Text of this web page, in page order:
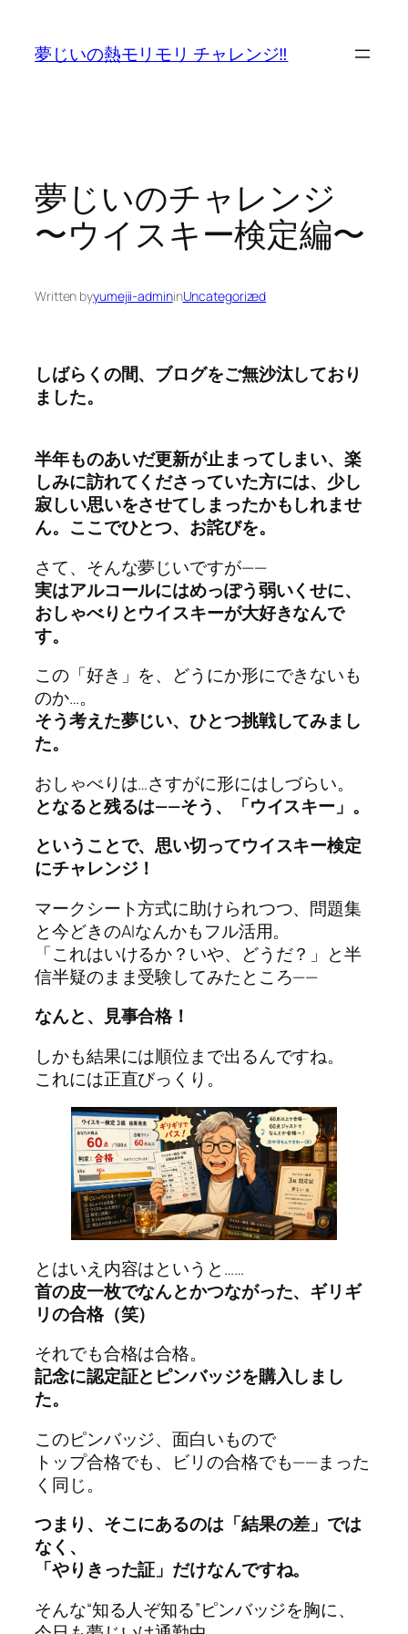
夢じいの熱モリモリ チャレンジ‼
夢じいのチャレンジ
〜ウイスキー検定編〜
Written byyumejii-admininUncategorized
しばらくの間、ブログをご無沙汰しており
ました。
半年ものあいだ更新が止まってしまい、楽
しみに訪れてくださっていた方には、少し
寂しい思いをさせてしまったかもしれませ
ん。ここでひとつ、お詫びを。
さて、そんな夢じいですが——
実はアルコールにはめっぽう弱いくせに、
おしゃべりとウイスキーが大好きなんで
す。
この「好き」を、どうにか形にできないも
のか…。
そう考えた夢じい、ひとつ挑戦してみまし
た。
おしゃべりは…さすがに形にはしづらい。
となると残るは——そう、「ウイスキー」。
ということで、思い切ってウイスキー検定
にチャレンジ！
マークシート方式に助けられつつ、問題集
と今どきのAIなんかもフル活用。
「これはいけるか？いや、どうだ？」と半
信半疑のまま受験してみたところ——
なんと、見事合格！
しかも結果には順位まで出るんですね。
これには正直びっくり。
とはいえ内容はというと……
首の皮一枚でなんとかつながった、ギリギ
リの合格（笑）
それでも合格は合格。
記念に認定証とピンバッジを購入しまし
た。
このピンバッジ、面白いもので
トップ合格でも、ビリの合格でも——まった
く同じ。
つまり、そこにあるのは「結果の差」では
なく、
「やりきった証」だけなんですね。
そんな“知る人ぞ知る”ピンバッジを胸に、